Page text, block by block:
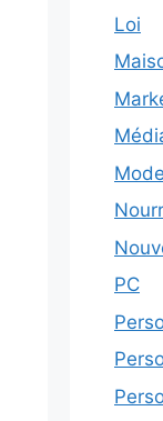
Loi
Mode
PC